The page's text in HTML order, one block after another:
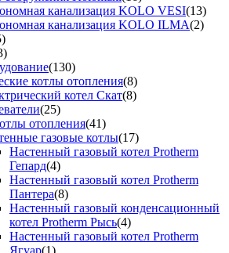
канализация KOLO VESI(13)
канализация KOLO ILMA(2)
(130)
котлы отопления(8)
котел Скат(8)
(25)
отопления(41)
газовые котлы(17)
Настенный газовый котел Protherm
Гепард(4)
Настенный газовый котел Protherm
Пантера(8)
Настенный газовый конденсационный
котел Protherm Рысь(4)
Настенный газовый котел Protherm
Ягуар(1)